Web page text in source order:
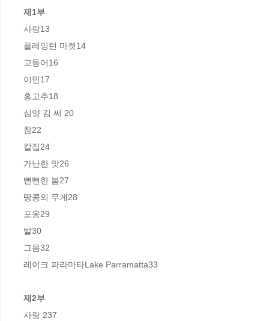
제1부
사랑13
플레밍턴 마켓14
고등어16
이민17
홍고추18
심양 김 씨 20
참22
칼집24
가난한 맛26
뻔뻔한 봄27
땅콩의 무게28
포옹29
발30
그믐32
레이크 파라마타Lake Parramatta33
제2부
사랑 237